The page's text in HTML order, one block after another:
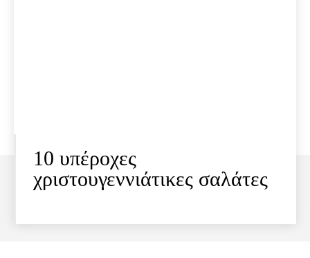
10 υπέροχες
χριστουγεννιάτικες σαλάτες